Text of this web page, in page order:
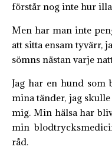
förstår nog inte hur
Men har man inte
att sitta ensam tyvärr,
sömns nästan varje
Jag har en hund som
mina tänder, jag
mig. Min hälsa har
min
råd.